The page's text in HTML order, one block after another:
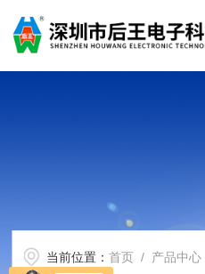
当前位置：首页 / 产品中心